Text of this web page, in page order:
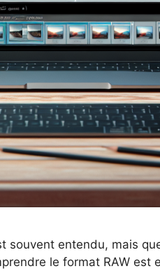
souvent entendu, mais
le format RAW est